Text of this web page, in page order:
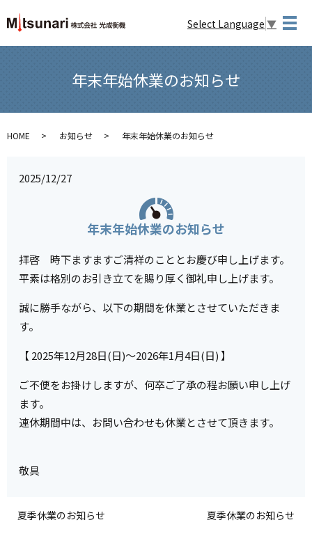
Select Language ▼ メ
年末年始休業のお知らせ
HOME お知らせ 年末年始休業のお知らせ
2025/12/27
年末年始休業のお知らせ
拝啓 時下ますますご清祥のこととお慶び申し上げます。
平素は格別のお引き立てを賜り厚く御礼申し上げます。
誠に勝手ながら、以下の期間を休業とさせていただきま
す。
【 2025年12月28日(日)～2026年1月4日(日) 】
ご不便をお掛けしますが、何卒ご了承の程お願い申し上げ
ます。
連休期間中は、お問い合わせも休業とさせて頂きます。
敬具
夏季休業のお知らせ 夏季休業のお知らせ